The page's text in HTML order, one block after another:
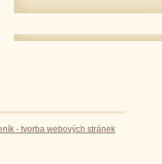
- tvorba webových stránek